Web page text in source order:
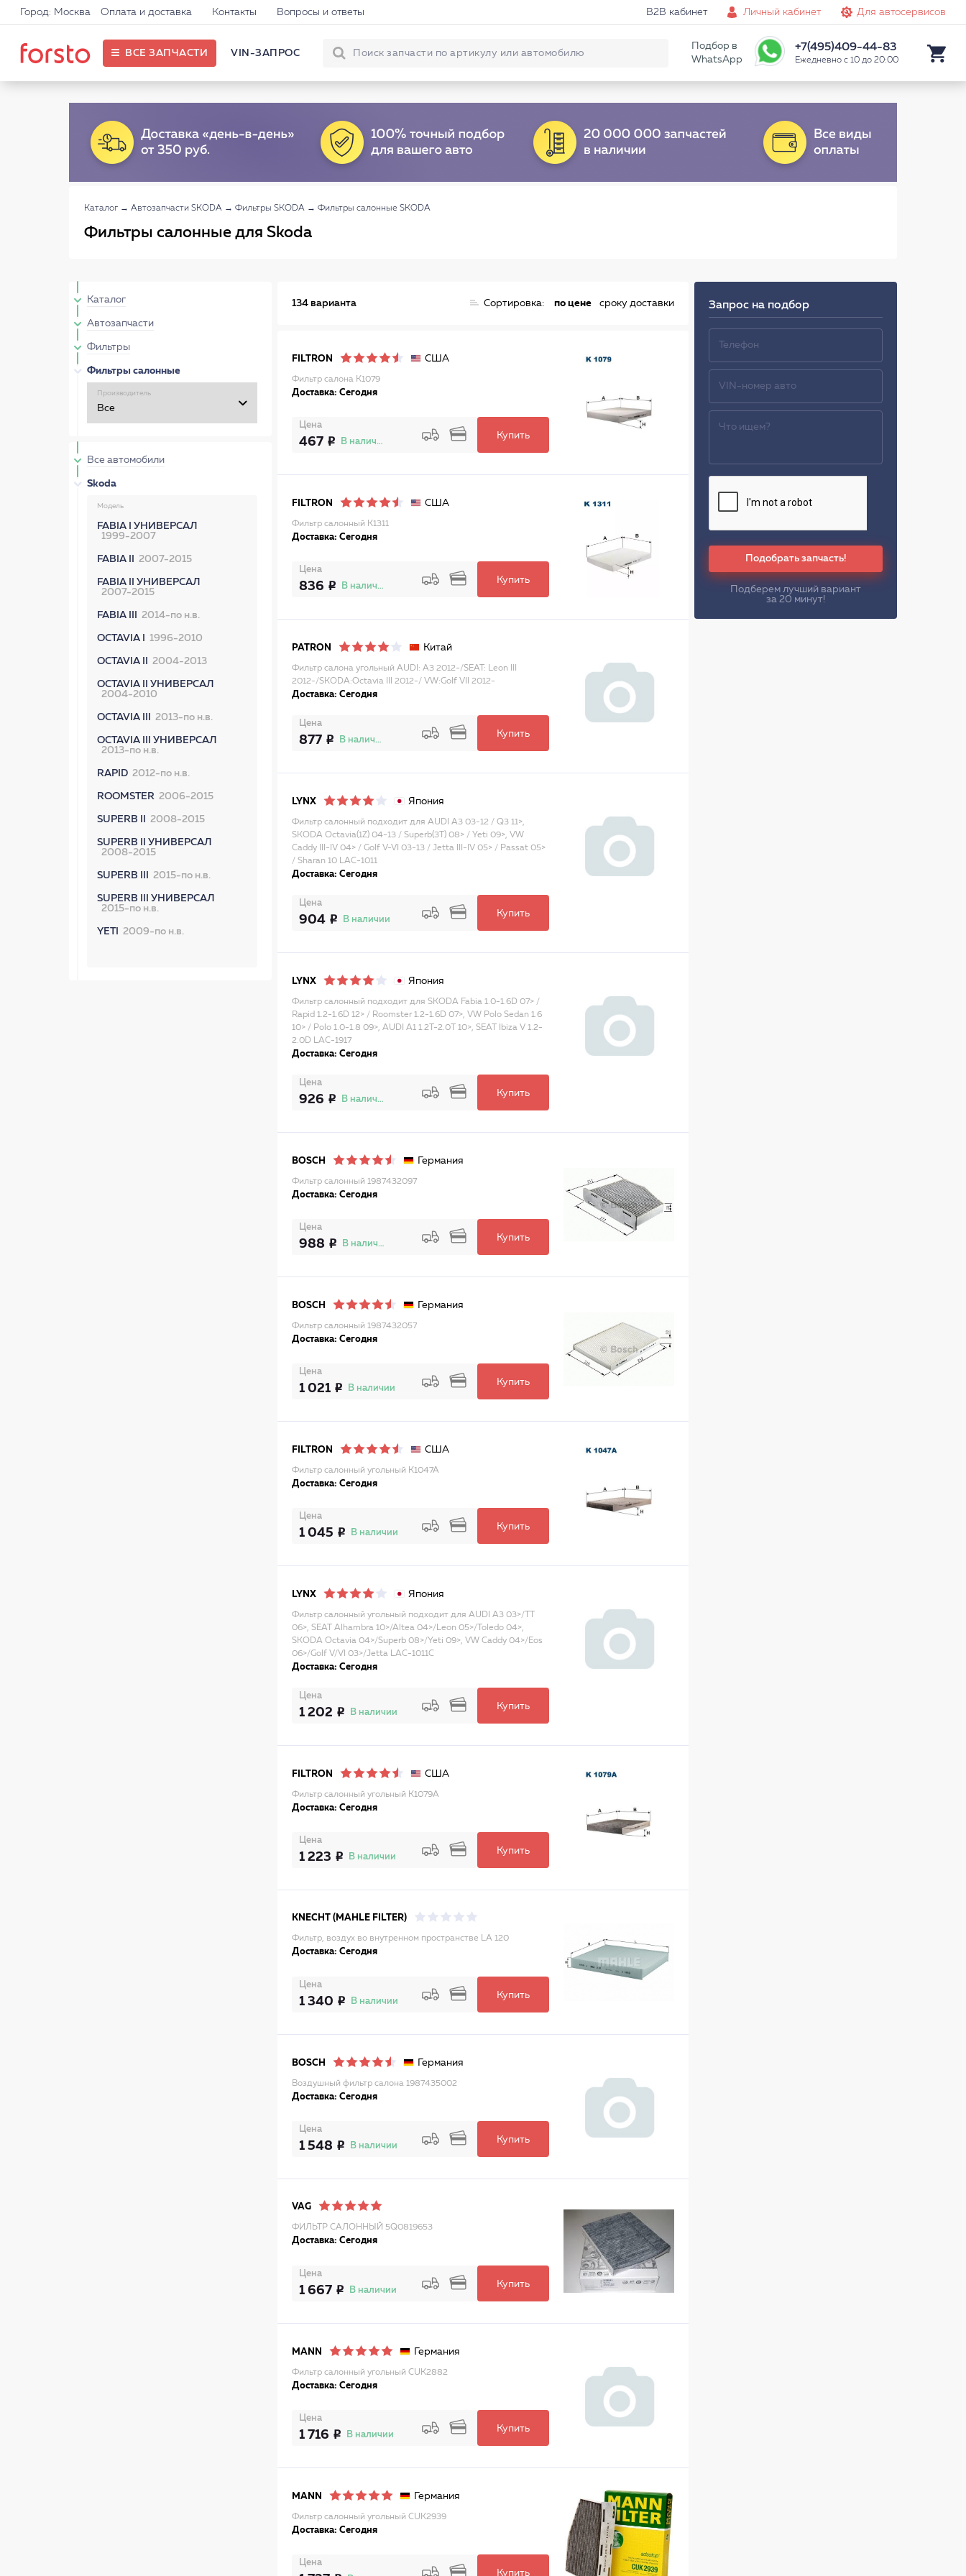
Город: Москва Оплата и доставка Контакты Вопросы и ответы B2B кабинет Личный кабинет Для автосервисов
ВСЕ ЗАПЧАСТИ VIN-ЗАПРОС
Подбор в
WhatsApp
+7(495)409-44-83
Ежедневно с 10 до 20:00
Каталог → Автозапчасти SKODA → Фильтры SKODA → Фильтры салонные SKODA
Фильтры салонные для Skoda
Каталог
Автозапчасти
Фильтры
Фильтры салонные
Производитель
Все автомобили
Skoda
Модель
FABIA I УНИВЕРСАЛ
1999-2007
FABIA II 2007-2015
FABIA II УНИВЕРСАЛ
2007-2015
FABIA III 2014-по н.в.
OCTAVIA I 1996-2010
OCTAVIA II 2004-2013
OCTAVIA II УНИВЕРСАЛ
2004-2010
OCTAVIA III 2013-по н.в.
OCTAVIA III УНИВЕРСАЛ
2013-по н.в.
RAPID 2012-по н.в.
ROOMSTER 2006-2015
SUPERB II 2008-2015
SUPERB II УНИВЕРСАЛ
2008-2015
SUPERB III 2015-по н.в.
SUPERB III УНИВЕРСАЛ
2015-по н.в.
YETI 2009-по н.в.
134 варианта Сортировка: по цене сроку доставки
FILTRON США
Фильтр салона K1079
Доставка: Сегодня
Цена
467 В наличии
Купить
FILTRON США
Фильтр салонный K1311
Доставка: Сегодня
Цена
836 В наличии
Купить
PATRON Китай
Фильтр салона угольный AUDI: A3 2012-/SEAT: Leon III
2012-/SKODA:Octavia III 2012-/ VW:Golf VII 2012-
Доставка: Сегодня
Цена
877 В наличии
Купить
LYNX Япония
Фильтр салонный подходит для AUDI A3 03-12 / Q3 11>,
SKODA Octavia(1Z) 04-13 / Superb(3T) 08> / Yeti 09>, VW
Caddy III-IV 04> / Golf V-VI 03-13 / Jetta III-IV 05> / Passat 05>
/ Sharan 10 LAC-1011
Доставка: Сегодня
Цена
904 В наличии
Купить
LYNX Япония
Фильтр салонный подходит для SKODA Fabia 1.0-1.6D 07> /
Rapid 1.2-1.6D 12> / Roomster 1.2-1.6D 07>, VW Polo Sedan 1.6
10> / Polo 1.0-1.8 09>, AUDI A1 1.2T-2.0T 10>, SEAT Ibiza V 1.2-
2.0D LAC-1917
Доставка: Сегодня
Цена
926 В наличии
Купить
BOSCH Германия
Фильтр салонный 1987432097
Доставка: Сегодня
Цена
988 В наличии
Купить
BOSCH Германия
Фильтр салонный 1987432057
Доставка: Сегодня
Цена
1 021 В наличии
Купить
FILTRON США
Фильтр салонный угольный K1047A
Доставка: Сегодня
Цена
1 045 В наличии
Купить
LYNX Япония
Фильтр салонный угольный подходит для AUDI A3 03>/TT
06>, SEAT Alhambra 10>/Altea 04>/Leon 05>/Toledo 04>,
SKODA Octavia 04>/Superb 08>/Yeti 09>, VW Caddy 04>/Eos
06>/Golf V/VI 03>/Jetta LAC-1011C
Доставка: Сегодня
Цена
1 202 В наличии
Купить
FILTRON США
Фильтр салонный угольный K1079A
Доставка: Сегодня
Цена
1 223 В наличии
Купить
KNECHT (MAHLE FILTER)
Фильтр, воздух во внутренном пространстве LA 120
Доставка: Сегодня
Цена
1 340 В наличии
Купить
BOSCH Германия
Воздушный фильтр салона 1987435002
Доставка: Сегодня
Цена
1 548 В наличии
Купить
VAG
ФИЛЬТР САЛОННЫЙ 5Q0819653
Доставка: Сегодня
Цена
1 667 В наличии
Купить
MANN Германия
Фильтр салонный угольный CUK2882
Доставка: Сегодня
Цена
1 716 В наличии
Купить
MANN Германия
Фильтр салонный угольный CUK2939
Доставка: Сегодня
Цена
Купить
Запрос на подбор
Подобрать запчасть!
Подберем лучший вариант
за 20 минут!